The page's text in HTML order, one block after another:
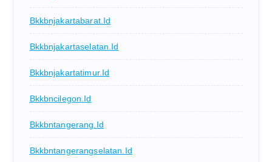
Bkkbnjakartabarat.id
Bkkbnjakartaselatan.id
Bkkbnjakartatimur.id
Bkkbncilegon.id
Bkkbntangerang.id
Bkkbntangerangselatan.id